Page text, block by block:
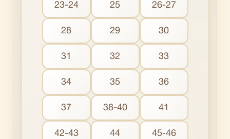
23-24 25 26-27
28 29 30
31 32 33
34 35 36
37 38-40 41
42-43 44 45-46